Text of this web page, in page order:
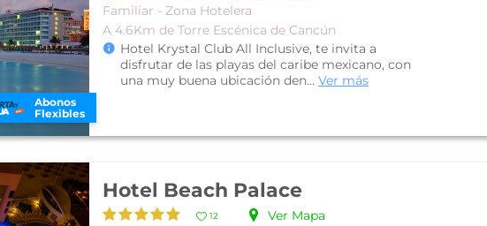
Abonos
Flexibles
Familiar - Zona Hotelera
A 4.6Km de Torre Escénica de Cancún
Hotel Krystal Club All Inclusive, te invita a
disfrutar de las playas del caribe mexicano, con
una muy buena ubicación den... Ver más
Hotel Beach Palace
12
Ver Mapa